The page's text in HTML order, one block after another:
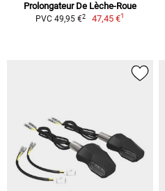
Prolongateur De Lèche-Roue
PVC 49,95 €2 47,45 €1